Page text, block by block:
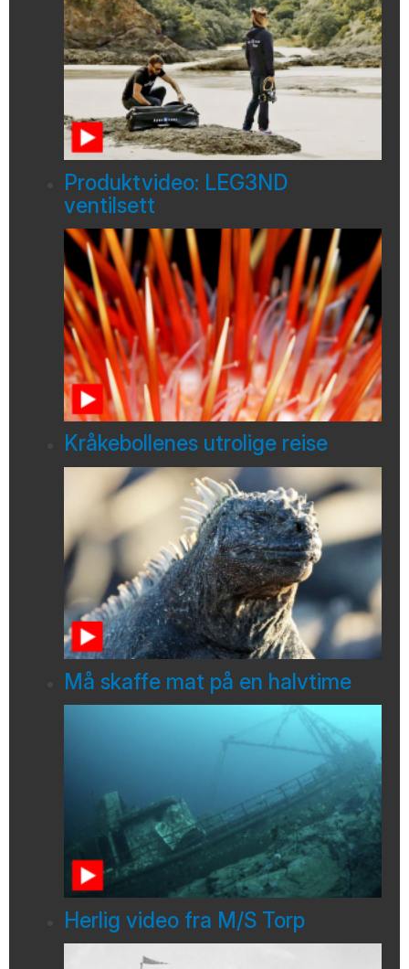
Produktvideo: LEG3ND
ventilsett
Kråkebollenes utrolige reise
Må skaffe mat på en halvtime
Herlig video fra M/S Torp